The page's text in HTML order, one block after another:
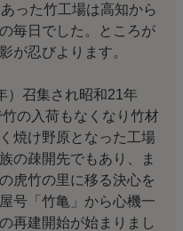
った竹工場は高知から
毎日でした。ところが
が忍びよります。
）召集され昭和21年
の入荷もなくなり竹材
焼け野原となった工場
の疎開先でもあり、ま
虎竹の里に移る決心を
号「竹亀」から心機一
再建開始が始まりまし